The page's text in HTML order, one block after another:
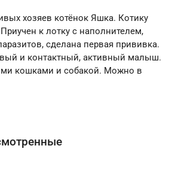
хозяев котёнок Яшка. Котику
к лотку с наполнителем,
сделана первая прививка.
и контактный, активный малыш.
кошками и собакой. Можно в